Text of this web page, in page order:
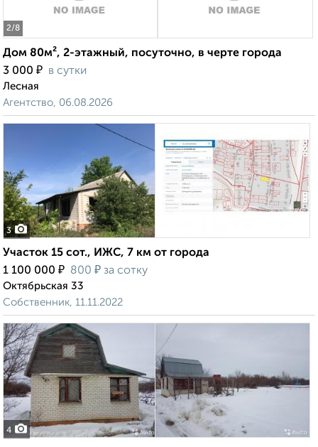
2/8
Дом 80м², 2-этажный, посуточно, в черте города
3 000 ₽ в сутки
Лесная
Агентство, 06.08.2026
3
Участок 15 сот., ИЖС, 7 км от города
1 100 000 ₽ 800 ₽ за сотку
Октябрьская 33
Собственник, 11.11.2022
4